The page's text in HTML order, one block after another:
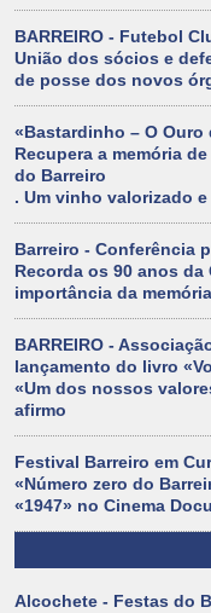
BARREIRO - Futebol
União dos sócios e
de posse dos novos
«Bastardinho – O Ouro
Recupera a memória
do Barreiro
. Um vinho valorizado
Barreiro - Conferência
Recorda os 90 anos
importância da
BARREIRO -
lançamento do livro
«Um dos nossos
afirmo
Festival Barreiro em
«Número zero do
«1947» no Cinema
Alcochete - Festas do